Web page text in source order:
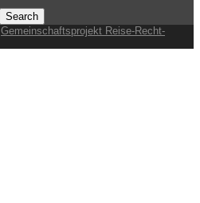
Gemeinschaftsprojekt Reise-Recht-